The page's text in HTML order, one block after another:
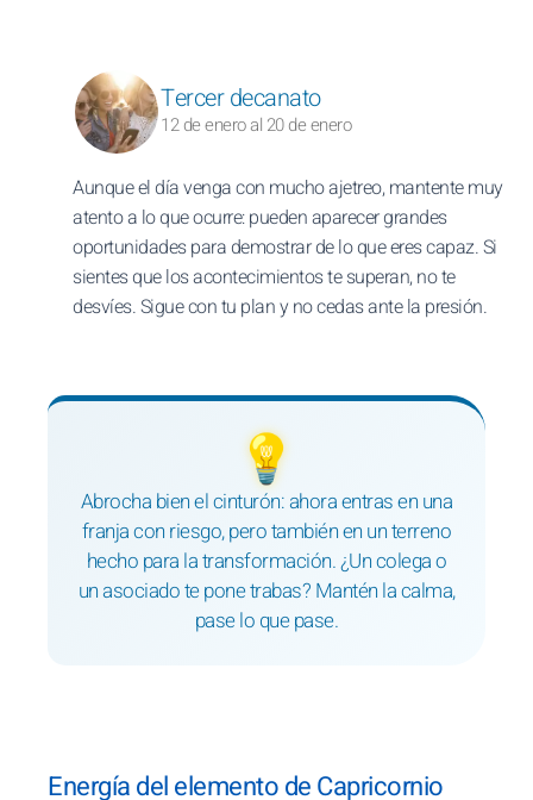
Tercer decanato
12 de enero al 20 de enero
Aunque el día venga con mucho ajetreo, mantente muy
atento a lo que ocurre: pueden aparecer grandes
oportunidades para demostrar de lo que eres capaz. Si
sientes que los acontecimientos te superan, no te
desvíes. Sigue con tu plan y no cedas ante la presión.
💡
Abrocha bien el cinturón: ahora entras en una
franja con riesgo, pero también en un terreno
hecho para la transformación. ¿Un colega o
un asociado te pone trabas? Mantén la calma,
pase lo que pase.
Energía del elemento de Capricornio